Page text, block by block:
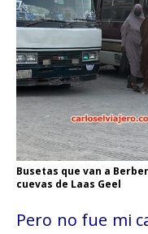
Busetas que van a
cuevas de Laas Geel
Pero no fue mi